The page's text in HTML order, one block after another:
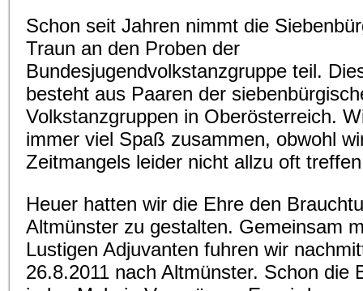
Schon seit Jahren nimmt die
Traun an den Proben der
Bundesjugendvolkstanzgruppe teil.
besteht aus Paaren der
Volkstanzgruppen in Oberösterreich.
immer viel Spaß zusammen, obwohl
Zeitmangels leider nicht allzu oft
Heuer hatten wir die Ehre den
Altmünster zu gestalten. Gemeinsam
Lustigen Adjuvanten fuhren wir
26.8.2011 nach Altmünster. Schon die